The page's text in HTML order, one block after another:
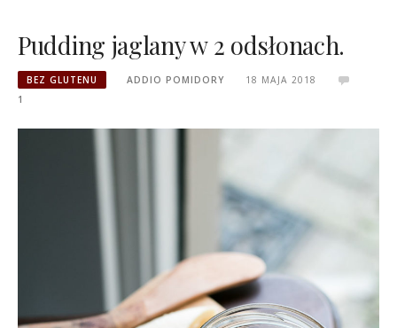
Pudding jaglany w 2 odsłonach.
BEZ GLUTENU ADDIO POMIDORY
18 MAJA 2018
1